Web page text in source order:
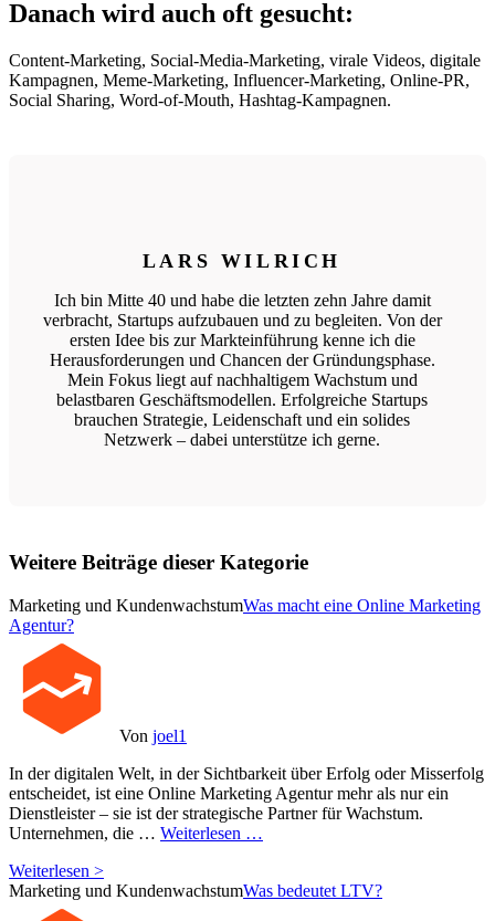
Danach wird auch oft gesucht:
Content-Marketing, Social-Media-Marketing, virale Videos, digitale
Kampagnen, Meme-Marketing, Influencer-Marketing, Online-PR,
Social Sharing, Word-of-Mouth, Hashtag-Kampagnen.
LARS WILRICH
Ich bin Mitte 40 und habe die letzten zehn Jahre damit
verbracht, Startups aufzubauen und zu begleiten. Von der
ersten Idee bis zur Markteinführung kenne ich die
Herausforderungen und Chancen der Gründungsphase.
Mein Fokus liegt auf nachhaltigem Wachstum und
belastbaren Geschäftsmodellen. Erfolgreiche Startups
brauchen Strategie, Leidenschaft und ein solides
Netzwerk – dabei unterstütze ich gerne.
Weitere Beiträge dieser Kategorie
Marketing und KundenwachstumWas macht eine Online Marketing
Agentur?
Von joel1
In der digitalen Welt, in der Sichtbarkeit über Erfolg oder Misserfolg
entscheidet, ist eine Online Marketing Agentur mehr als nur ein
Dienstleister – sie ist der strategische Partner für Wachstum.
Unternehmen, die … Weiterlesen …
Weiterlesen >
Marketing und KundenwachstumWas bedeutet LTV?